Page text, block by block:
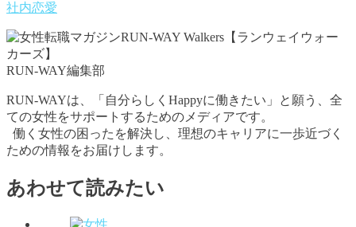
社内恋愛
RUN-WAY編集部
RUN-WAYは、「自分らしくHappyに働きたい」と願う、全
ての女性をサポートするためのメディアです。
働く女性の困ったを解決し、理想のキャリアに一歩近づく
ための情報をお届けします。
あわせて読みたい